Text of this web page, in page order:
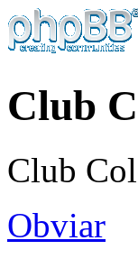
Club
Club
Obviar